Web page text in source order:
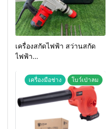
เครื่องสกัดไฟฟ้า สว่านสกัด
ไฟฟ้า
เครื่องมือช่าง โบว์เป่าลม